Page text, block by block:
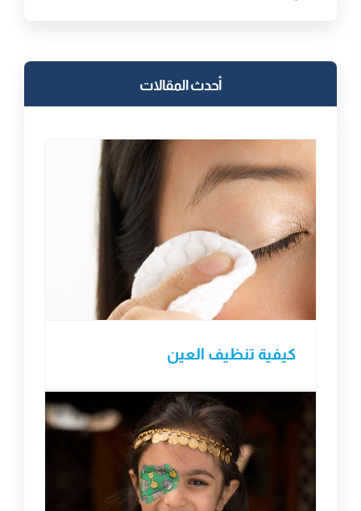
أحدث المقالات
كيفية تنظيف العين